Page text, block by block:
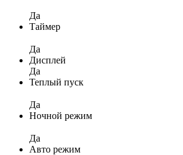
Да
Таймер
Да
Дисплей
Да
Теплый пуск
Да
Ночной режим
Да
Авто режим